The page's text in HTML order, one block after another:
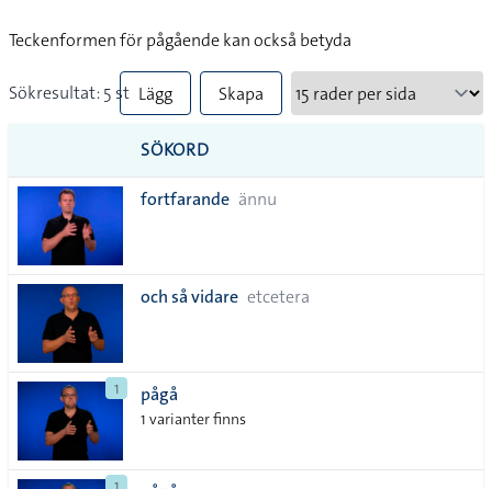
Teckenformen för pågående kan också betyda
Sökresultat: 5 st Lägg
till
alla i
Skapa
SÖKORD
fortfarande ännu
och så vidare etcetera
1 pågå
1 varianter finns